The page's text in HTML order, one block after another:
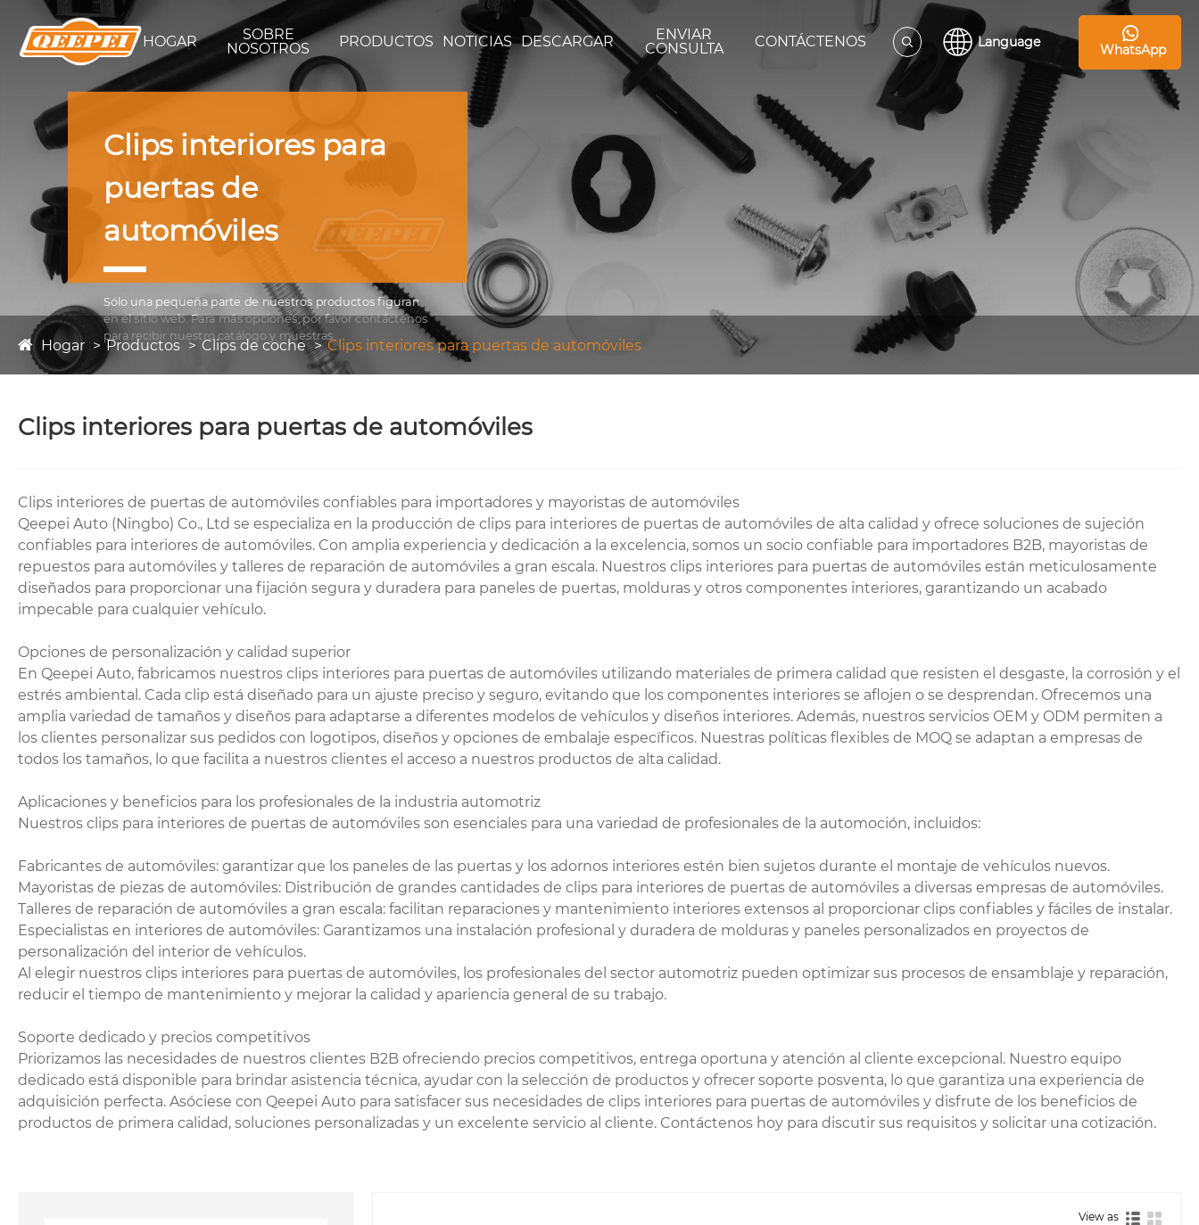
HOGAR
SOBRE
NOSOTROS
PRODUCTOS NOTICIAS DESCARGAR
ENVIAR
CONSULTA
CONTÁCTENOS Language WhatsApp
Clips interiores para
puertas de
automóviles
Sólo una pequeña parte de nuestros productos figuran
en el sitio web. Para más opciones, por favor contáctenos
para recibir nuestro catálogo y muestras.
Hogar Productos Clips de coche Clips interiores para puertas de automóviles
Clips interiores para puertas de automóviles
Clips interiores de puertas de automóviles confiables para importadores y mayoristas de automóviles
Qeepei Auto (Ningbo) Co., Ltd se especializa en la producción de clips para interiores de puertas de automóviles de alta calidad y ofrece soluciones de sujeción
confiables para interiores de automóviles. Con amplia experiencia y dedicación a la excelencia, somos un socio confiable para importadores B2B, mayoristas de
repuestos para automóviles y talleres de reparación de automóviles a gran escala. Nuestros clips interiores para puertas de automóviles están meticulosamente
diseñados para proporcionar una fijación segura y duradera para paneles de puertas, molduras y otros componentes interiores, garantizando un acabado
impecable para cualquier vehículo.
Opciones de personalización y calidad superior
En Qeepei Auto, fabricamos nuestros clips interiores para puertas de automóviles utilizando materiales de primera calidad que resisten el desgaste, la corrosión y el
estrés ambiental. Cada clip está diseñado para un ajuste preciso y seguro, evitando que los componentes interiores se aflojen o se desprendan. Ofrecemos una
amplia variedad de tamaños y diseños para adaptarse a diferentes modelos de vehículos y diseños interiores. Además, nuestros servicios OEM y ODM permiten a
los clientes personalizar sus pedidos con logotipos, diseños y opciones de embalaje específicos. Nuestras políticas flexibles de MOQ se adaptan a empresas de
todos los tamaños, lo que facilita a nuestros clientes el acceso a nuestros productos de alta calidad.
Aplicaciones y beneficios para los profesionales de la industria automotriz
Nuestros clips para interiores de puertas de automóviles son esenciales para una variedad de profesionales de la automoción, incluidos:
Fabricantes de automóviles: garantizar que los paneles de las puertas y los adornos interiores estén bien sujetos durante el montaje de vehículos nuevos.
Mayoristas de piezas de automóviles: Distribución de grandes cantidades de clips para interiores de puertas de automóviles a diversas empresas de automóviles.
Talleres de reparación de automóviles a gran escala: facilitan reparaciones y mantenimiento interiores extensos al proporcionar clips confiables y fáciles de instalar.
Especialistas en interiores de automóviles: Garantizamos una instalación profesional y duradera de molduras y paneles personalizados en proyectos de
personalización del interior de vehículos.
Al elegir nuestros clips interiores para puertas de automóviles, los profesionales del sector automotriz pueden optimizar sus procesos de ensamblaje y reparación,
reducir el tiempo de mantenimiento y mejorar la calidad y apariencia general de su trabajo.
Soporte dedicado y precios competitivos
Priorizamos las necesidades de nuestros clientes B2B ofreciendo precios competitivos, entrega oportuna y atención al cliente excepcional. Nuestro equipo
dedicado está disponible para brindar asistencia técnica, ayudar con la selección de productos y ofrecer soporte posventa, lo que garantiza una experiencia de
adquisición perfecta. Asóciese con Qeepei Auto para satisfacer sus necesidades de clips interiores para puertas de automóviles y disfrute de los beneficios de
productos de primera calidad, soluciones personalizadas y un excelente servicio al cliente. Contáctenos hoy para discutir sus requisitos y solicitar una cotización.
View as